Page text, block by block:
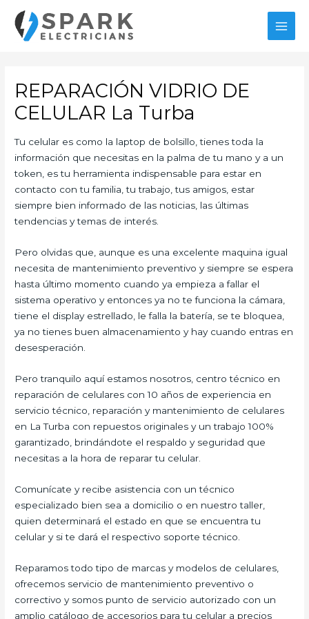
contenido
REPARACIÓN VIDRIO DE
CELULAR La Turba
Tu celular es como la laptop de bolsillo, tienes toda la
información que necesitas en la palma de tu mano y a un
token, es tu herramienta indispensable para estar en
contacto con tu familia, tu trabajo, tus amigos, estar
siempre bien informado de las noticias, las últimas
tendencias y temas de interés.
Pero olvidas que, aunque es una excelente maquina igual
necesita de mantenimiento preventivo y siempre se espera
hasta último momento cuando ya empieza a fallar el
sistema operativo y entonces ya no te funciona la cámara,
tiene el display estrellado, le falla la batería, se te bloquea,
ya no tienes buen almacenamiento y hay cuando entras en
desesperación.
Pero tranquilo aquí estamos nosotros, centro técnico en
reparación de celulares con 10 años de experiencia en
servicio técnico, reparación y mantenimiento de celulares
en La Turba con repuestos originales y un trabajo 100%
garantizado, brindándote el respaldo y seguridad que
necesitas a la hora de reparar tu celular.
Comunícate y recibe asistencia con un técnico
especializado bien sea a domicilio o en nuestro taller,
quien determinará el estado en que se encuentra tu
celular y si te dará el respectivo soporte técnico.
Reparamos todo tipo de marcas y modelos de celulares,
ofrecemos servicio de mantenimiento preventivo o
correctivo y somos punto de servicio autorizado con un
amplio catálogo de accesorios para tu celular a precios